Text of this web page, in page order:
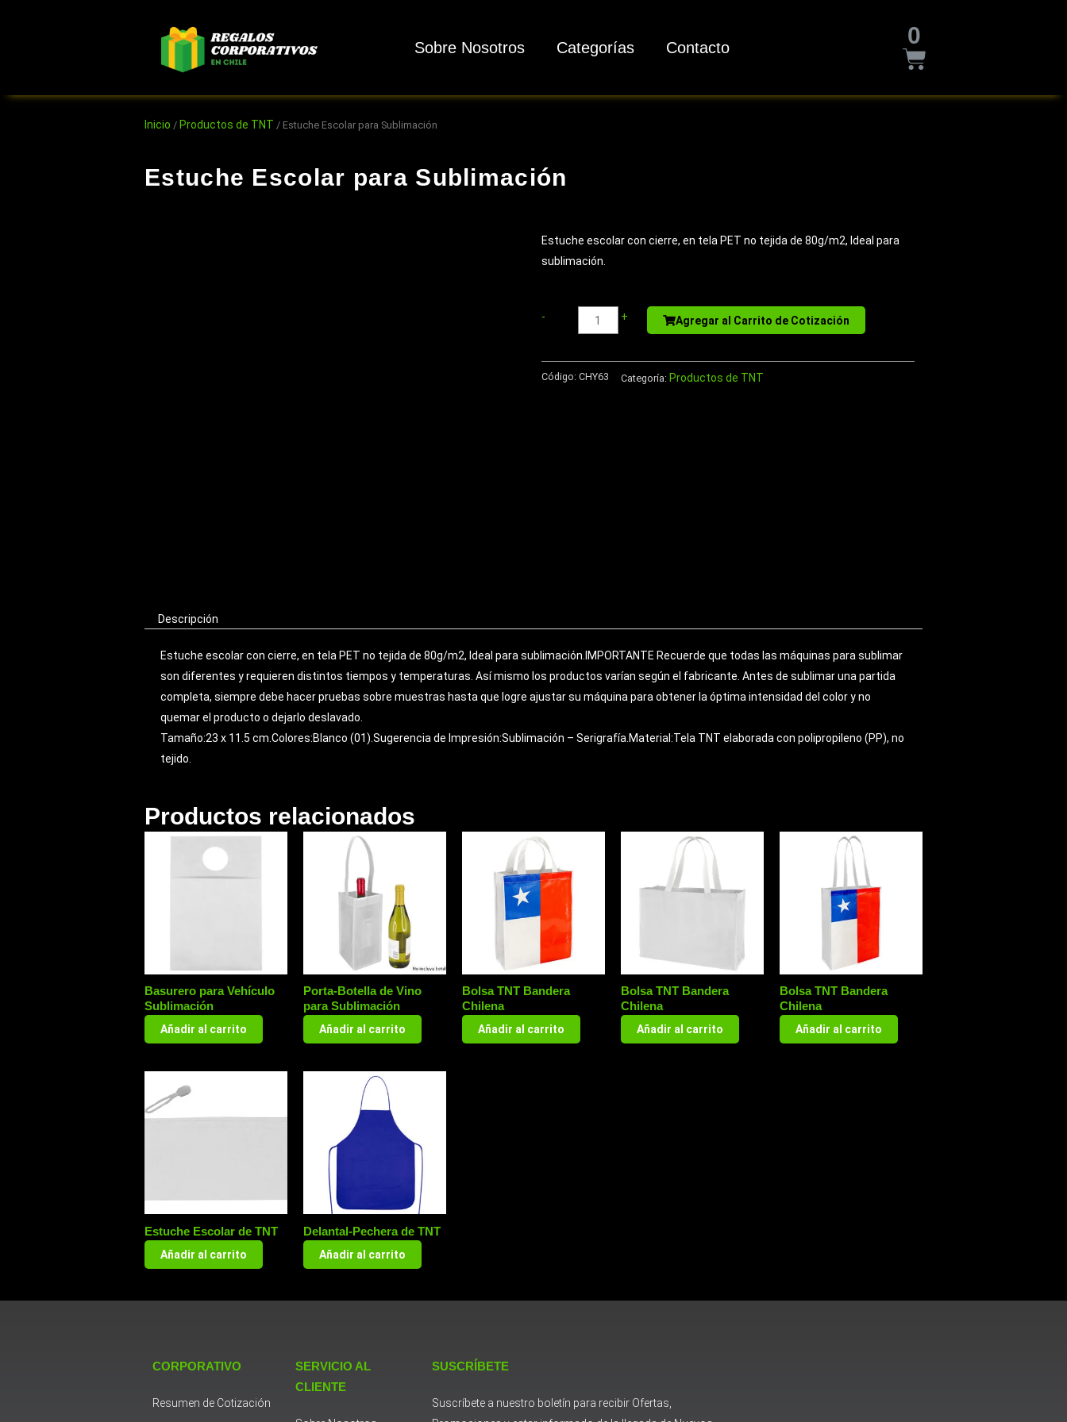
Sobre Nosotros Categorías Contacto 0
Inicio / Productos de TNT / Estuche Escolar para Sublimación
Estuche Escolar para Sublimación
Estuche escolar con cierre, en tela PET no tejida de 80g/m2, Ideal para
sublimación.
-
Bottle
Aluminio
+ Agregar al Carrito de Cotización
Código: CHY63 Categoría: Productos de TNT
Descripción
Estuche escolar con cierre, en tela PET no tejida de 80g/m2, Ideal para sublimación.IMPORTANTE Recuerde que todas las máquinas para sublimar
son diferentes y requieren distintos tiempos y temperaturas. Así mismo los productos varían según el fabricante. Antes de sublimar una partida
completa, siempre debe hacer pruebas sobre muestras hasta que logre ajustar su máquina para obtener la óptima intensidad del color y no
quemar el producto o dejarlo deslavado.
Tamaño:23 x 11.5 cm.Colores:Blanco (01).Sugerencia de Impresión:Sublimación – Serigrafía.Material:Tela TNT elaborada con polipropileno (PP), no
tejido.
Productos relacionados
Basurero para Vehículo
Sublimación
Añadir al carrito
Porta-Botella de Vino
para Sublimación
Añadir al carrito
Bolsa TNT Bandera
Chilena
Añadir al carrito
Bolsa TNT Bandera
Chilena
Añadir al carrito
Bolsa TNT Bandera
Chilena
Añadir al carrito
Estuche Escolar de TNT
Añadir al carrito
Delantal-Pechera de TNT
Añadir al carrito
CORPORATIVO
Resumen de Cotización
SERVICIO AL
CLIENTE
SUSCRÍBETE
Suscríbete a nuestro boletín para recibir Ofertas,